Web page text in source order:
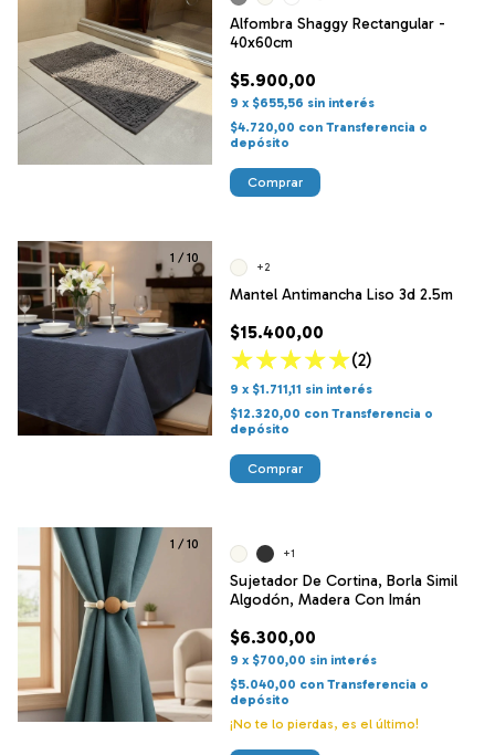
Alfombra Shaggy Rectangular -
40x60cm
$5.900,00
9 x $655,56 sin interés
$4.720,00 con Transferencia o
depósito
Comprar
1 /10
Mantel Antimancha Liso 3d 2.5m
$15.400,00
(2)
9 x $1.711,11 sin interés
$12.320,00 con Transferencia o
depósito
+2
Comprar
1 /10
Sujetador De Cortina, Borla Simil
Algodón, Madera Con Imán
$6.300,00
9 x $700,00 sin interés
$5.040,00 con Transferencia o
depósito
¡No te lo pierdas, es el último!
+1